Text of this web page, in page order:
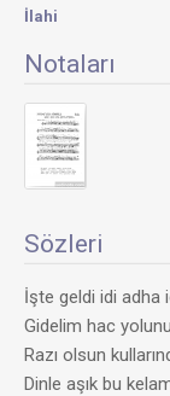
İlahi
Notaları
Sözleri
İşte geldi idi adha
Gidelim hac
Razı olsun
Dinle aşık bu